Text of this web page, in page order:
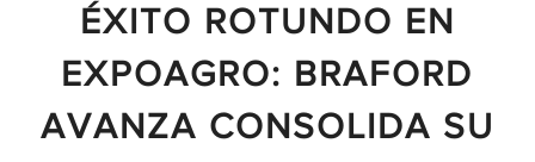
ÉXITO ROTUNDO EN
EXPOAGRO: BRAFORD
AVANZA CONSOLIDA SU